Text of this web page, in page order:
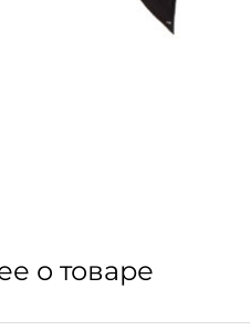
о товаре